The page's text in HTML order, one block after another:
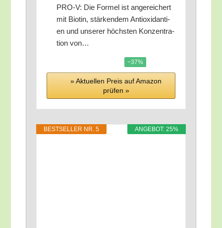
PRO‑V: Die For­mel ist ange­rei­chert
mit Bio­tin, stär­ken­dem Anti­oxi­dan­ti­
en und unse­rer höchs­ten Kon­zen­tra­
ti­on von…
−37%
» Aktu­el­len Preis auf Ama­zon
prü­fen »
ANGE­BOT: 25%
BEST­SEL­LER NR. 5